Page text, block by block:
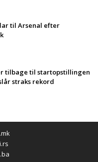
til Arsenal efter
tilbage til startopstillingen
straks rekord